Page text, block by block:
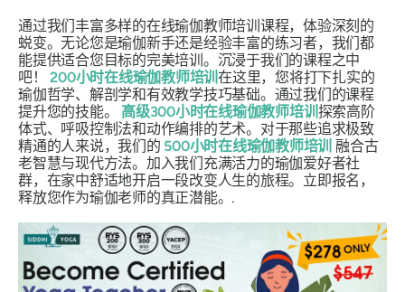
通过我们丰富多样的在线瑜伽教师培训课程，体验深刻的
蜕变。无论您是瑜伽新手还是经验丰富的练习者，我们都
能提供适合您目标的完美培训。沉浸于我们的课程之中
吧！200小时在线瑜伽教师培训在这里，您将打下扎实的
瑜伽哲学、解剖学和有效教学技巧基础。通过我们的课程
提升您的技能。 高级300小时在线瑜伽教师培训 探索高阶
体式、呼吸控制法和动作编排的艺术。对于那些追求极致
精通的人来说，我们的 500小时在线瑜伽教师培训 融合古
老智慧与现代方法。加入我们充满活力的瑜伽爱好者社
群，在家中舒适地开启一段改变人生的旅程。立即报名，
释放您作为瑜伽老师的真正潜能。.